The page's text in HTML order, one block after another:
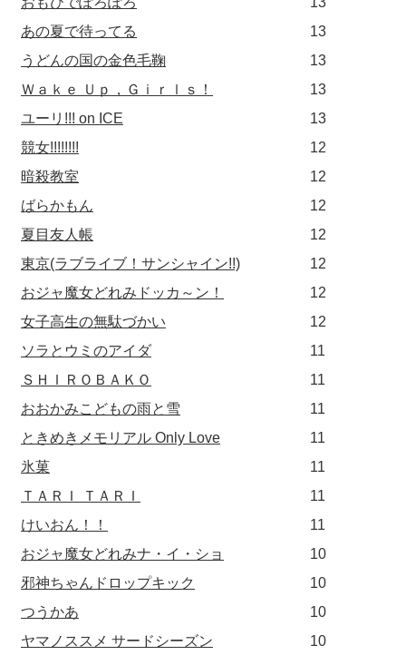
あの夏で待ってる
13
うどんの国の金色毛鞠
13
Ｗａｋｅ Ｕｐ，Ｇｉｒｌｓ！
13
ユーリ!!! on ICE
13
競女!!!!!!!!
12
暗殺教室
12
ばらかもん
12
夏目友人帳
12
東京(ラブライブ！サンシャイン!!)
12
おジャ魔女どれみドッカ～ン！
12
女子高生の無駄づかい
12
ソラとウミのアイダ
11
ＳＨＩＲＯＢＡＫＯ
11
おおかみこどもの雨と雪
11
ときめきメモリアル Only Love
11
氷菓
11
ＴＡＲＩ ＴＡＲＩ
11
けいおん！！
11
おジャ魔女どれみナ・イ・ショ
10
邪神ちゃんドロップキック
10
つうかあ
10
ヤマノススメ サードシーズン
10